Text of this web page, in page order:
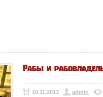
Рабы и
10.11.2013 admin